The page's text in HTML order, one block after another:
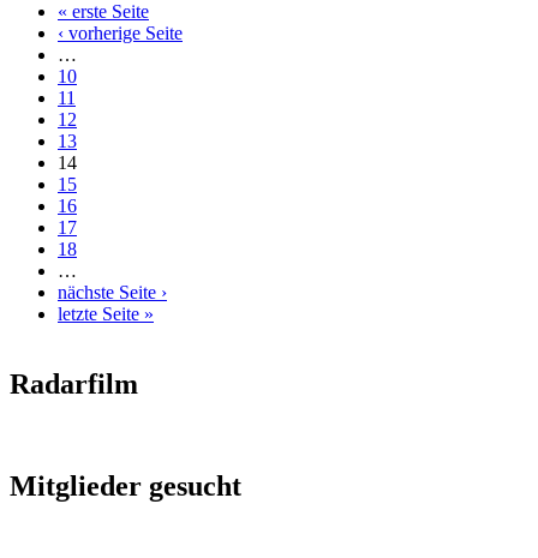
Seiten« erste Seite
‹ vorherige Seite
…
10
11
12
13
14
15
16
17
18
…
nächste Seite ›
letzte Seite »
Radarfilm
Mitglieder gesucht